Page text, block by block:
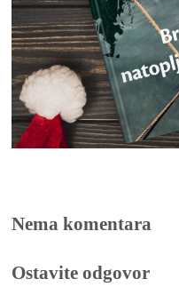
Nema komentara
Ostavite odgovor